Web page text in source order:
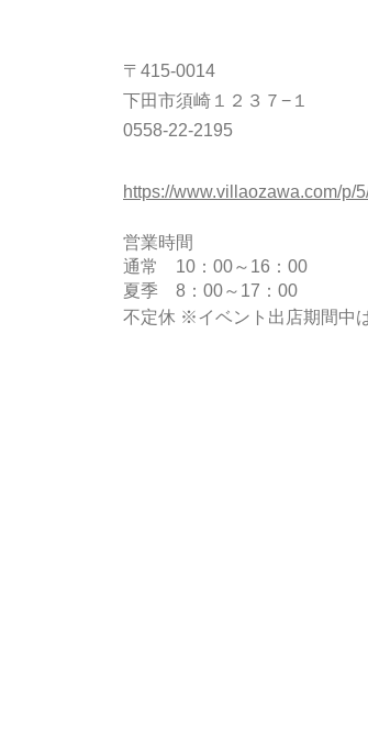
〒415-0014
下田市須崎１２３７−１
0558-22-2195
https://www.villaozawa.com/p/
営業時間
通常 10：00～16：00
夏季 8：00～17：00
不定休 ※イベント出店期間中